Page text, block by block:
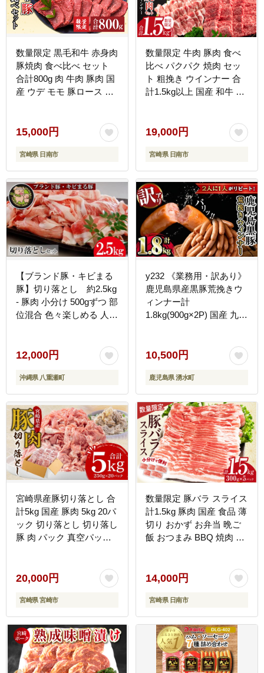
数量限定 黒毛和牛 赤身肉
豚焼肉 食べ比べ セット
合計800g 肉 牛肉 豚肉 国
産 ウデ モモ 豚ロース 肩
キュー キャンプ 晩ご飯
お祝い 記念日 豚丼 ギフ
ト 贈り物 ミヤチク 宮崎
県 日南市 送料無料
_C153-25
15,000円
宮崎県 日南市
数量限定 牛肉 豚肉 食べ
比べ パクパク 焼肉 セッ
ト 粗挽き ウインナー 合
計1.5kg以上 国産 和牛 ウ
弁当 BBQ キャンプ グラ
ンピング 詰め合わせ おす
すめ お取り寄せ ミヤチク
宮崎県 日南市 送料無料
_CD78-25
19,000円
宮崎県 日南市
【ブランド豚・キビまる
豚】切り落とし 約2.5kg
- 豚肉 小分け 500gずつ 部
位混合 色々楽しめる 人気
ンジ 色々 人気 ブランド
豚 おすすめ 沖縄県 八重
瀬町【価格改定】
12,000円
沖縄県 八重瀬町
y232 《業務用・訳あり》
鹿児島県産黒豚荒挽きウ
ィンナー計
1.8kg(900g×2P) 国産 九州
ト 惣菜 おかず 弁当 BBQ
キャンプ 冷凍 訳アリ【ナ
ンチク】
10,500円
鹿児島県 湧水町
宮崎県産豚切り落とし 合
計5kg 国産 豚肉 5kg 20パ
ック 切り落とし 切り落し
豚 肉 パック 真空パック
お鍋 グルメ お取り寄せ
20,000円
宮崎県 宮崎市
数量限定 豚バラ スライス
計1.5kg 豚肉 国産 食品 薄
切り おかず お弁当 晩ご
飯 おつまみ BBQ 焼肉 生
人気 おすすめ お取り寄せ
グルメ おすそ分け 冷凍
お土産 宮崎県 日南市 送
料無料_BD124-26
14,000円
宮崎県 日南市